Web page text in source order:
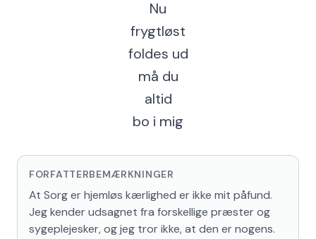
Nu
frygtløst
foldes ud
må du
altid
bo i mig
FORFATTERBEMÆRKNINGER
At Sorg er hjemløs kærlighed er ikke mit påfund.
Jeg kender udsagnet fra forskellige præster og
sygeplejesker, og jeg tror ikke, at den er nogens.